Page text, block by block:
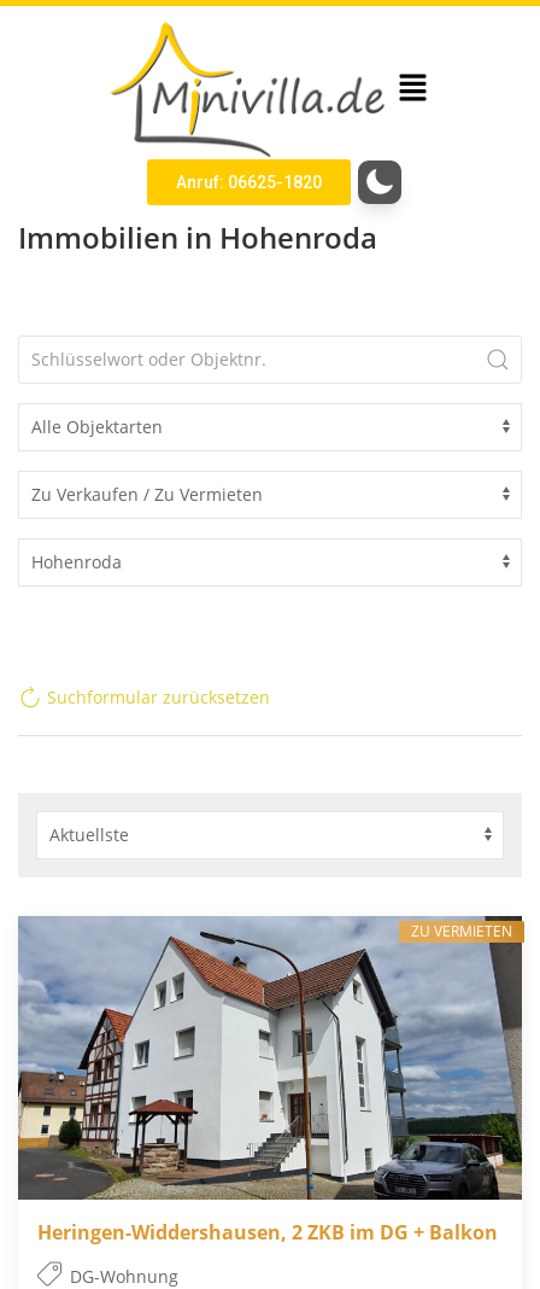
Anruf: 06625-1820
Immobilien in Hohenroda
Suchformular zurücksetzen
Heringen-Widdershausen, 2 ZKB im DG + Balkon
DG-Wohnung
ZU VERMIETEN